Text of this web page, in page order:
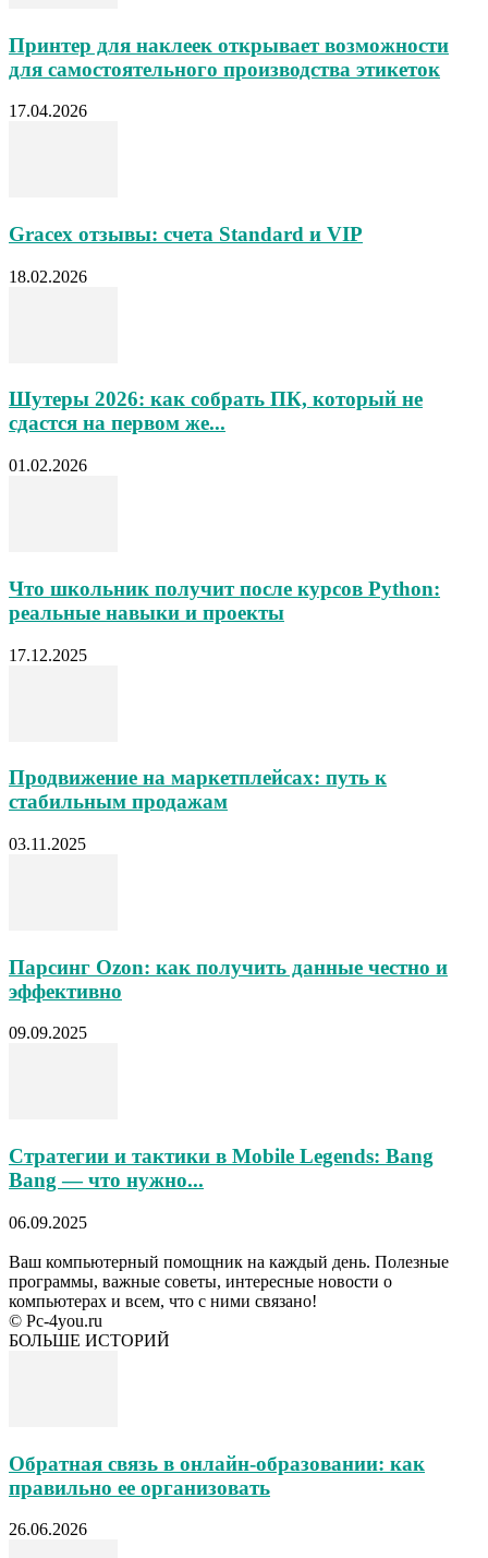
Принтер для наклеек открывает возможности
для самостоятельного производства этикеток
17.04.2026
Gracex отзывы: счета Standard и VIP
18.02.2026
Шутеры 2026: как собрать ПК, который не
сдастся на первом же...
01.02.2026
Что школьник получит после курсов Python:
реальные навыки и проекты
17.12.2025
Продвижение на маркетплейсах: путь к
стабильным продажам
03.11.2025
Парсинг Ozon: как получить данные честно и
эффективно
09.09.2025
Стратегии и тактики в Mobile Legends: Bang
Bang — что нужно...
06.09.2025
Ваш компьютерный помощник на каждый день. Полезные
программы, важные советы, интересные новости о
компьютерах и всем, что с ними связано!
© Pc-4you.ru
БОЛЬШЕ ИСТОРИЙ
Обратная связь в онлайн-образовании: как
правильно ее организовать
26.06.2026